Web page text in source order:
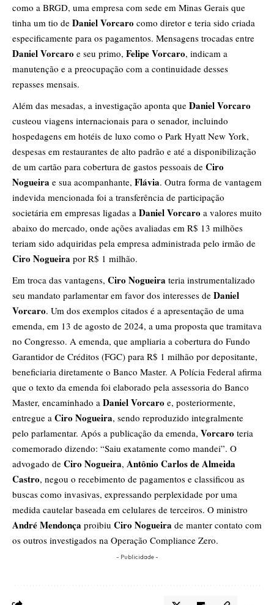
como a BRGD, uma empresa com sede em Minas Gerais que
tinha um tio de Daniel Vorcaro como diretor e teria sido criada
especificamente para os pagamentos. Mensagens trocadas entre
Daniel Vorcaro e seu primo, Felipe Vorcaro, indicam a
manutenção e a preocupação com a continuidade desses
repasses mensais.
Além das mesadas, a investigação aponta que Daniel Vorcaro
custeou viagens internacionais para o senador, incluindo
hospedagens em hotéis de luxo como o Park Hyatt New York,
despesas em restaurantes de alto padrão e até a disponibilização
de um cartão para cobertura de gastos pessoais de Ciro
Nogueira e sua acompanhante, Flávia. Outra forma de vantagem
indevida mencionada foi a transferência de participação
societária em empresas ligadas a Daniel Vorcaro a valores muito
abaixo do mercado, onde ações avaliadas em R$ 13 milhões
teriam sido adquiridas pela empresa administrada pelo irmão de
Ciro Nogueira por R$ 1 milhão.
Em troca das vantagens, Ciro Nogueira teria instrumentalizado
seu mandato parlamentar em favor dos interesses de Daniel
Vorcaro. Um dos exemplos citados é a apresentação de uma
emenda, em 13 de agosto de 2024, a uma proposta que tramitava
no Congresso. A emenda, que ampliaria a cobertura do Fundo
Garantidor de Créditos (FGC) para R$ 1 milhão por depositante,
beneficiaria diretamente o Banco Master. A Polícia Federal afirma
que o texto da emenda foi elaborado pela assessoria do Banco
Master, encaminhado a Daniel Vorcaro e, posteriormente,
entregue a Ciro Nogueira, sendo reproduzido integralmente
pelo parlamentar. Após a publicação da emenda, Vorcaro teria
comemorado dizendo: “Saiu exatamente como mandei”. O
advogado de Ciro Nogueira, Antônio Carlos de Almeida
Castro, negou o recebimento de pagamentos e classificou as
buscas como invasivas, expressando perplexidade por uma
medida cautelar baseada em celulares de terceiros. O ministro
André Mendonça proibiu Ciro Nogueira de manter contato com
os outros investigados na Operação Compliance Zero.
- Publicidade -